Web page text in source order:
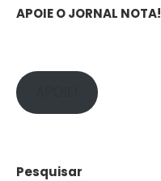
APOIE O JORNAL NOTA!
Pesquisar